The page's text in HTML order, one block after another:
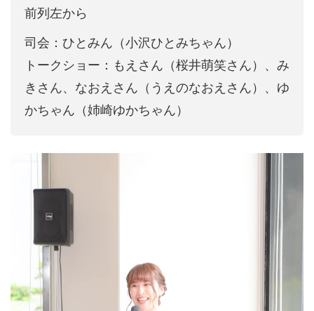
前列左から
司会：ひとみん（小沢ひとみちゃん）
トークショー：もえさん（桜井萌笑さん）、み
きさん、なおえさん（うえのなおえさん）、ゆ
かちゃん（姉崎ゆかちゃん）